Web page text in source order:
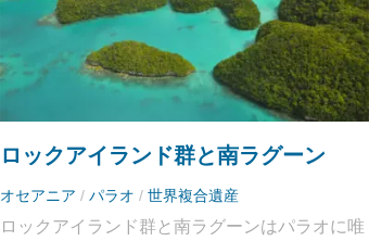
ロックアイランド群と南ラグーン
オセアニア / パラオ / 世界複合遺産
ロックアイランド群と南ラグーンはパラオに唯